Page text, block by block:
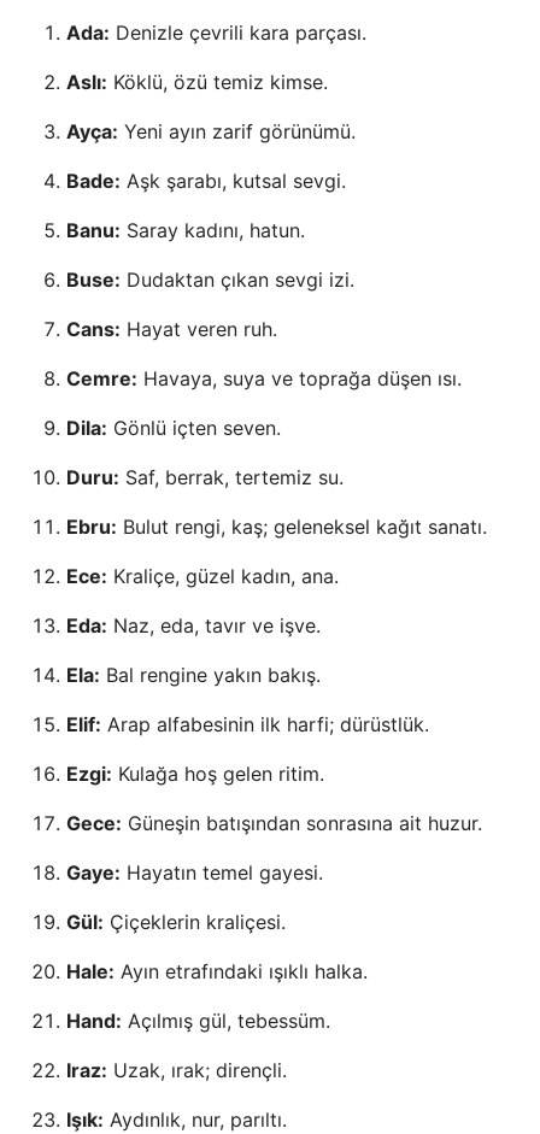
Ada: Denizle çevrili kara parçası.
Aslı: Köklü, özü temiz kimse.
Ayça: Yeni ayın zarif görünümü.
Bade: Aşk şarabı, kutsal sevgi.
Banu: Saray kadını, hatun.
Buse: Dudaktan çıkan sevgi izi.
Cans: Hayat veren ruh.
Cemre: Havaya, suya ve toprağa düşen ısı.
Dila: Gönlü içten seven.
Duru: Saf, berrak, tertemiz su.
Ebru: Bulut rengi, kaş; geleneksel kağıt sanatı.
Ece: Kraliçe, güzel kadın, ana.
Eda: Naz, eda, tavır ve işve.
Ela: Bal rengine yakın bakış.
Elif: Arap alfabesinin ilk harfi; dürüstlük.
Ezgi: Kulağa hoş gelen ritim.
Gece: Güneşin batışından sonrasına ait huzur.
Gaye: Hayatın temel gayesi.
Gül: Çiçeklerin kraliçesi.
Hale: Ayın etrafındaki ışıklı halka.
Hand: Açılmış gül, tebessüm.
Iraz: Uzak, ırak; dirençli.
Işık: Aydınlık, nur, parıltı.